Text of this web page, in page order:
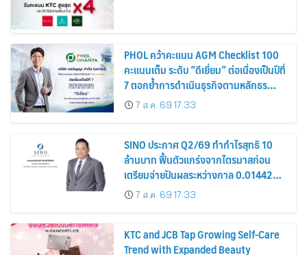
PHOL คว้าคะแนน AGM Checklist 100
คะแนนเต็ม ระดับ “ดีเยี่ยม” ต่อเนื่องเป็นปีที่
7 ตอกย้ำการดำเนินธุรกิจตามหลักธร
รมาภิบาล โปร่งใส สร้างความเชื่อมั่นผู้ถือ
หุ้น
7 ส.ค. 69 17:33
SINO ประกาศ Q2/69 ทำกำไรสุทธิ 10
ล้านบาท ฟื้นตัวแกร่งจากไตรมาสก่อน
เตรียมจ่ายปันผลระหว่างกาล 0.014423
บาทต่อหุ้น ครึ่งปีหลังมุ่งเติบโตต่อเนื่อง
7 ส.ค. 69 17:33
KTC and JCB Tap Growing Self-Care
Trend with Expanded Beauty